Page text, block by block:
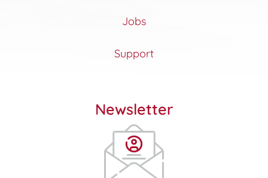
Jobs
Support
Newsletter